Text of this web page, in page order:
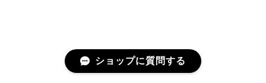
ショップに質問する